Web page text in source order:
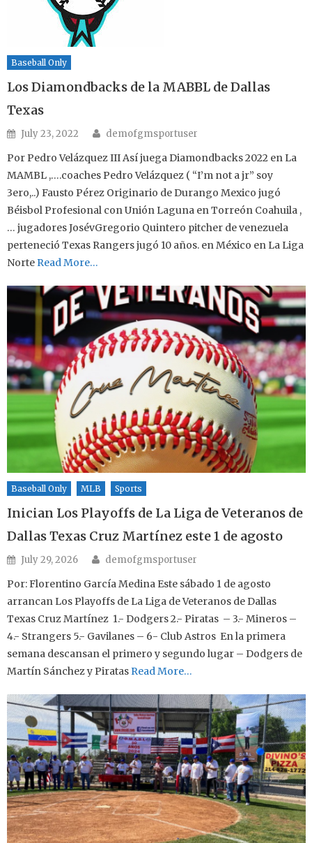
Baseball Only
Los Diamondbacks de la MABBL de Dallas
Texas
Posted on
July 23, 2022 Author
demofgmsportuser
Por Pedro Velázquez III Así juega Diamondbacks 2022 en La
MAMBL ,….coaches Pedro Velázquez ( “I’m not a jr” soy
3ero,..) Fausto Pérez Originario de Durango Mexico jugó
Béisbol Profesional con Unión Laguna en Torreón Coahuila ,
… jugadores JosévGregorio Quintero pitcher de venezuela
perteneció Texas Rangers jugó 10 años. en México en La Liga
Norte Read More…
Baseball Only MLB Sports
Inician Los Playoffs de La Liga de Veteranos de
Dallas Texas Cruz Martínez este 1 de agosto
Posted on
July 29, 2026 Author
demofgmsportuser
Por: Florentino García Medina Este sábado 1 de agosto
arrancan Los Playoffs de La Liga de Veteranos de Dallas
Texas Cruz Martínez 1.- Dodgers 2.- Piratas – 3.- Mineros –
4.- Strangers 5.- Gavilanes – 6- Club Astros En la primera
semana descansan el primero y segundo lugar – Dodgers de
Martín Sánchez y Piratas Read More…